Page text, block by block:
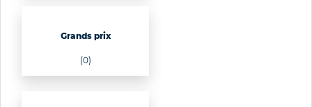
Grands prix
(0)